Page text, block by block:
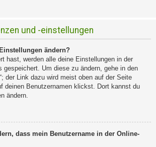
und -einstellungen
ändern?
hast, werden alle deine Einstellungen in der
gespeichert. Um diese zu ändern, gehe in den
der Link dazu wird meist oben auf der Seite
deinen Benutzernamen klickst. Dort kannst du
ändern.
dass mein Benutzername in der Online-